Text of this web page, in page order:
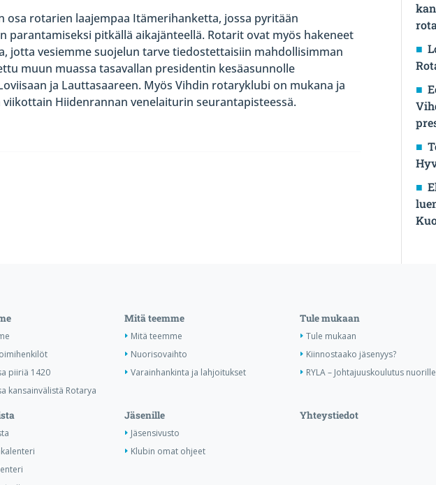
osa rotarien laajempaa Itämerihanketta, jossa pyritään
parantamiseksi pitkällä aikajänteellä. Rotarit ovat myös hakeneet
jotta vesiemme suojelun tarve tiedostettaisiin mahdollisimman
muun muassa tasavallan presidentin kesäasunnolle
ja Lauttasaareen. Myös Vihdin rotaryklubi on mukana ja
Hiidenrannan venelaiturin seurantapisteessä.
piiriä 1420
kansainvälistä Rotarya
Mitä teemme
Mitä teemme
Nuorisovaihto
Varainhankinta ja lahjoitukset
Tule mukaan
Tule mukaan
Kiinnostaako jäsenyys?
RYLA – Johtajuuskoulutus nuorille
Jäsenille
Jäsensivusto
Klubin omat ohjeet
Yhteystiedot